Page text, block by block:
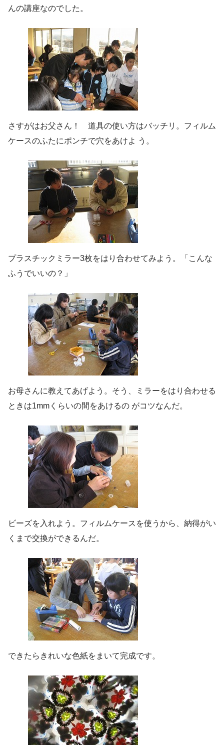
んの講座なのでした。
さすがはお父さん！ 道具の使い方はバッチリ。フィルム
ケースのふたにポンチで穴をあけよ う。
プラスチックミラー3枚をはり合わせてみよう。「こんな
ふうでいいの？」
お母さんに教えてあげよう。そう、ミラーをはり合わせる
ときは1mmくらいの間をあけるの がコツなんだ。
ビーズを入れよう。フィルムケースを使うから、納得がい
くまで交換ができるんだ。
できたらきれいな色紙をまいて完成です。